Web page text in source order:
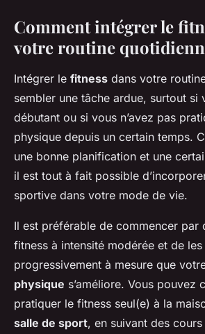
Comment intégrer le
votre routine
Intégrer le fitness dans votre
sembler une tâche ardue, surtout si
débutant ou si vous n’avez pas
physique depuis un certain temps.
une bonne planification et une
il est tout à fait possible
sportive dans votre mode de vie.
Il est préférable de commencer par
fitness à intensité modérée et de
progressivement à mesure que
physique s’améliore. Vous pouvez
pratiquer le fitness seul(e) à la
salle de sport, en suivant des